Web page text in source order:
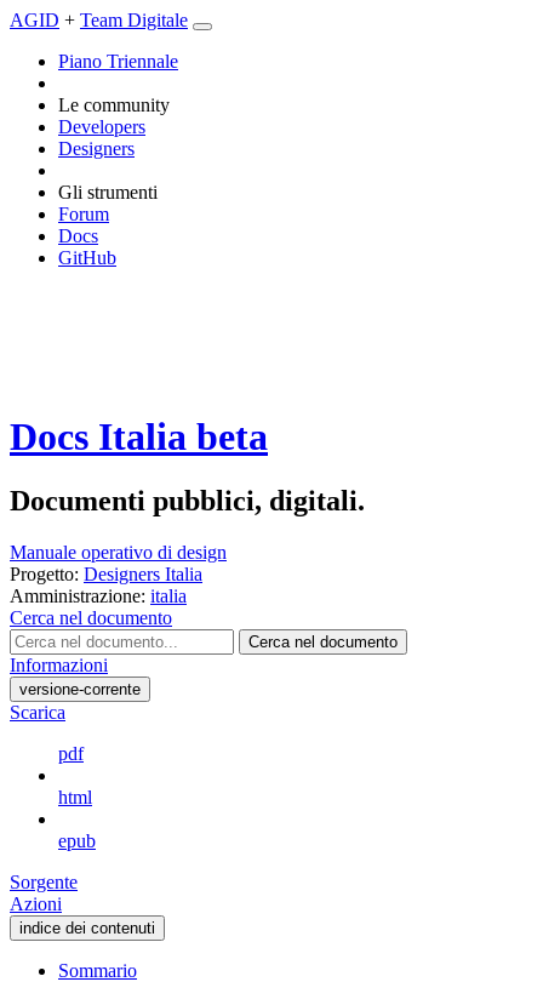
AGID + Team Digitale
Piano Triennale
Le community
Developers
Designers
Gli strumenti
Forum
Docs
GitHub
Docs Italia beta
Documenti pubblici, digitali.
Manuale operativo di design
Progetto: Designers Italia
Amministrazione: italia
Cerca nel documento
Cerca nel documento
Informazioni
versione-corrente
Scarica
pdf
html
epub
Sorgente
Azioni
indice dei contenuti
Sommario